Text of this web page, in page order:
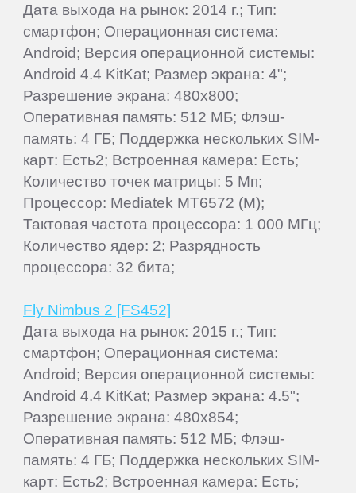
Дата выхода на рынок: 2014 г.; Тип:
смартфон; Операционная система:
Android; Версия операционной системы:
Android 4.4 KitKat; Размер экрана: 4";
Разрешение экрана: 480x800;
Оперативная память: 512 МБ; Флэш-
память: 4 ГБ; Поддержка нескольких SIM-
карт: Есть2; Встроенная камера: Есть;
Количество точек матрицы: 5 Мп;
Процессор: Mediatek MT6572 (M);
Тактовая частота процессора: 1 000 МГц;
Количество ядер: 2; Разрядность
процессора: 32 бита;
Fly Nimbus 2 [FS452]
Дата выхода на рынок: 2015 г.; Тип:
смартфон; Операционная система:
Android; Версия операционной системы:
Android 4.4 KitKat; Размер экрана: 4.5";
Разрешение экрана: 480x854;
Оперативная память: 512 МБ; Флэш-
память: 4 ГБ; Поддержка нескольких SIM-
карт: Есть2; Встроенная камера: Есть;